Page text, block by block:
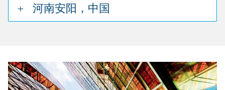
河南安阳，中国